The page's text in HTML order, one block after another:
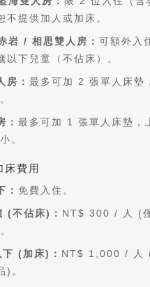
不提供加人或加床。
岩 / 相思雙人房： 可額外入
以下兒童（不佔床）。
房： 最多可加 2 張單人床墊
： 最多可加 1 張單人床墊，
。
床費用
： 免費入住。
(不佔床)： NT$ 300 / 人 (
(加床)： NT$ 1,000 / 人
)。